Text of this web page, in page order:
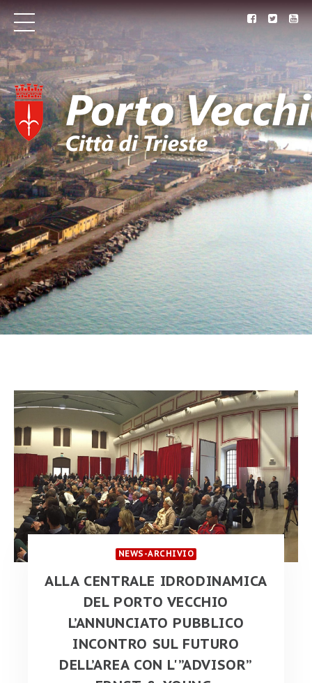
NEWS-ARCHIVIO
ALLA CENTRALE IDRODINAMICA
DEL PORTO VECCHIO
L’ANNUNCIATO PUBBLICO
INCONTRO SUL FUTURO
DELL’AREA CON L'”ADVISOR”